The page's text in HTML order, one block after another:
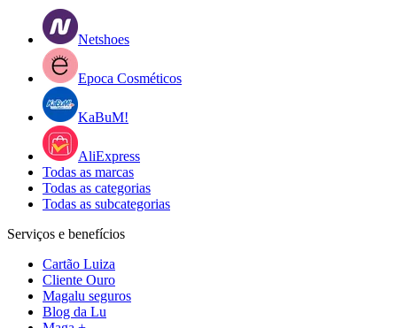
Netshoes
Epoca Cosméticos
KaBuM!
AliExpress
Todas as marcas
Todas as categorias
Todas as subcategorias
Serviços e benefícios
Cartão Luiza
Cliente Ouro
Magalu seguros
Blog da Lu